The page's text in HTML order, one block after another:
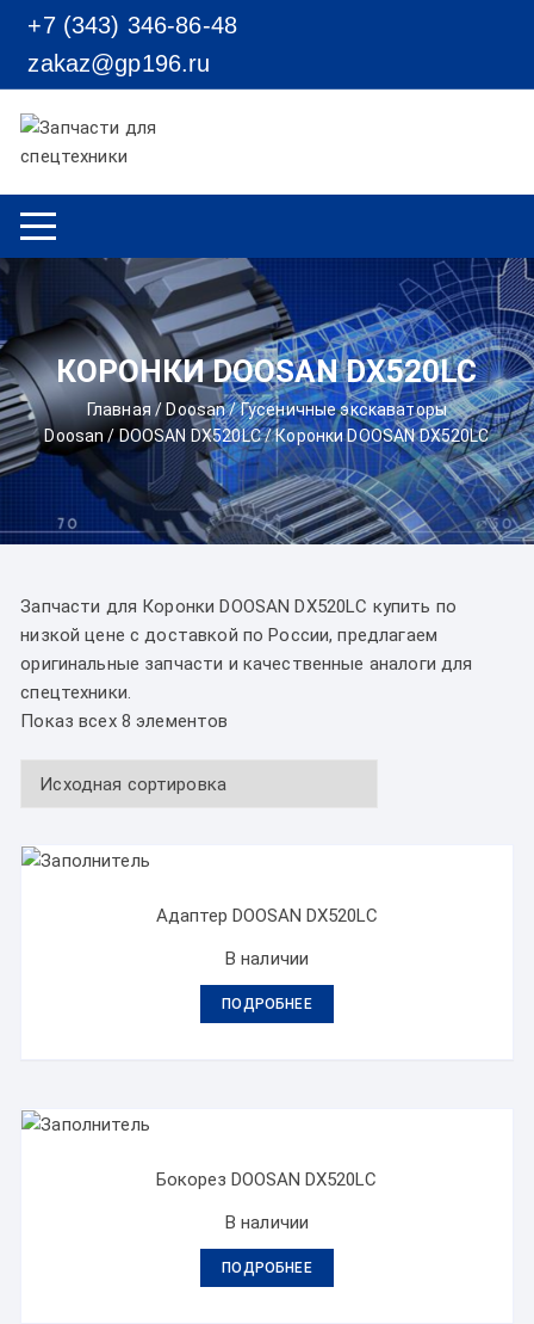
Перейти к содержимому
+7 (343) 346-86-48
zakaz@gp196.ru
КОРОНКИ DOOSAN DX520LC
Главная / Doosan/Гусеничные экскаваторы
Doosan /DOOSAN DX520LC/ Коронки DOOSAN DX520LC
Запчасти для Коронки DOOSAN DX520LC купить по
низкой цене с доставкой по России, предлагаем
оригинальные запчасти и качественные аналоги для
спецтехники.
Показ всех 8 элементов
Адаптер DOOSAN DX520LC
В наличии
ПОДРОБНЕЕ
Бокорез DOOSAN DX520LC
В наличии
ПОДРОБНЕЕ